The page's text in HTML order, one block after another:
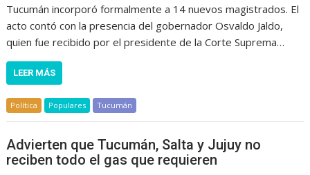
Tucumán incorporó formalmente a 14 nuevos magistrados. El
acto contó con la presencia del gobernador Osvaldo Jaldo,
quien fue recibido por el presidente de la Corte Suprema…
LEER MÁS
Política Populares Tucumán
Advierten que Tucumán, Salta y Jujuy no
reciben todo el gas que requieren